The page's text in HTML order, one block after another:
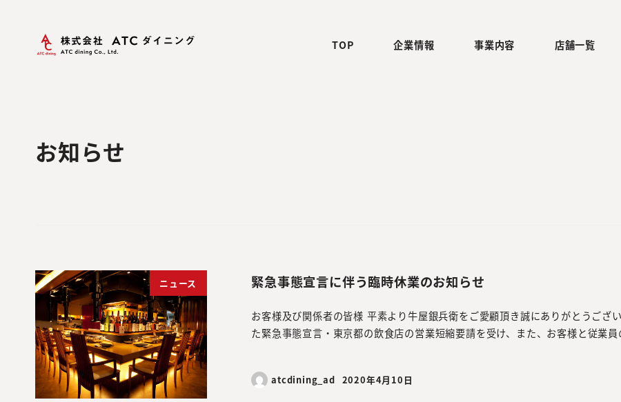
TOP 企業情報 事業内容 店舗一覧
ホーム
お知らせ
ニュース 緊急事態宣言に伴う臨時休業のお知らせ
お客様及び関係者の皆様 平素より牛屋銀兵衛をご愛顧頂き誠にありがとうござ
た緊急事態宣言・東京都の飲食店の営業短縮要請を受け、また、お客様と従業
atcdining_ad 2020年4月10日